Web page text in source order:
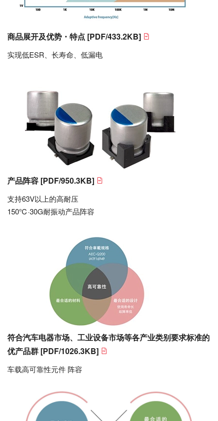
商品展开及优势・特点 [PDF/433.2KB]
实现低ESR、长寿命、低漏电
产品阵容 [PDF/950.3KB]
支持63V以上的高耐压
150℃·30G耐振动产品阵容
符合汽车电器市场、工业设备市场等各产业类别要求标准的
优产品群 [PDF/1026.3KB]
车载高可靠性元件 阵容